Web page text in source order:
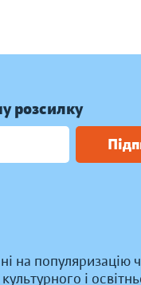
розсилку
на популяризацію
і